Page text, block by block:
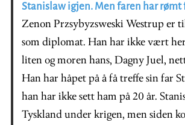
Stanislaw igjen. Men faren har rømt
Zenon Przsybyzsweski Westrup er
som diplomat. Han har ikke vært
liten og moren hans, Dagny Juel,
Han har håpet på å få treffe sin far
han har ikke sett ham på 20 år.
Tyskland under krigen, men siden